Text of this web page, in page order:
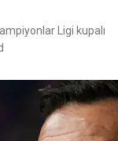
Ligi kupalı